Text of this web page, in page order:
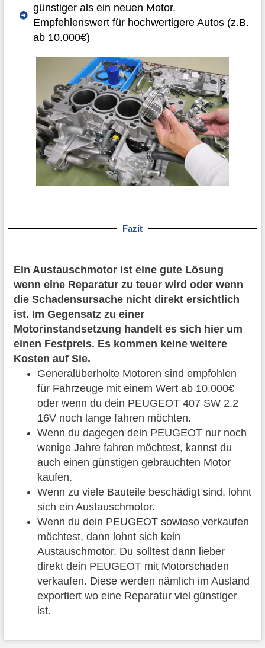
günstiger als ein neuen Motor.
Empfehlenswert für hochwertigere Autos (z.B.
ab 10.000€)
Fazit
Ein Austauschmotor ist eine gute Lösung
wenn eine Reparatur zu teuer wird oder wenn
die Schadensursache nicht direkt ersichtlich
ist. Im Gegensatz zu einer
Motorinstandsetzung handelt es sich hier um
einen Festpreis. Es kommen keine weitere
Kosten auf Sie.
Generalüberholte Motoren sind empfohlen
für Fahrzeuge mit einem Wert ab 10.000€
oder wenn du dein PEUGEOT 407 SW 2.2
16V noch lange fahren möchten.
Wenn du dagegen dein PEUGEOT nur noch
wenige Jahre fahren möchtest, kannst du
auch einen günstigen gebrauchten Motor
kaufen.
Wenn zu viele Bauteile beschädigt sind, lohnt
sich ein Austauschmotor.
Wenn du dein PEUGEOT sowieso verkaufen
möchtest, dann lohnt sich kein
Austauschmotor. Du solltest dann lieber
direkt dein PEUGEOT mit Motorschaden
verkaufen. Diese werden nämlich im Ausland
exportiert wo eine Reparatur viel günstiger
ist.